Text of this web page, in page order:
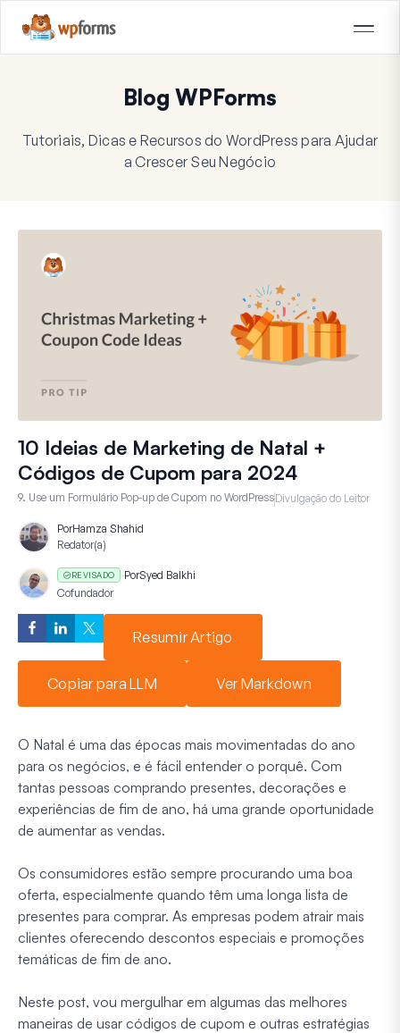
Blog WPForms
Tutoriais, Dicas e Recursos do WordPress para Ajudar
a Crescer Seu Negócio
10 Ideias de Marketing de Natal +
Códigos de Cupom para 2024
9. Use um Formulário Pop-up de Cupom no WordPressDivulgação do Leitor
PorHamza Shahid
Redator(a)
REVISADO PorSyed Balkhi
Cofundador
Resumir Artigo
Copiar para LLM Ver Markdown
O Natal é uma das épocas mais movimentadas do ano
para os negócios, e é fácil entender o porquê. Com
tantas pessoas comprando presentes, decorações e
experiências de fim de ano, há uma grande oportunidade
de aumentar as vendas.
Os consumidores estão sempre procurando uma boa
oferta, especialmente quando têm uma longa lista de
presentes para comprar. As empresas podem atrair mais
clientes oferecendo descontos especiais e promoções
temáticas de fim de ano.
Neste post, vou mergulhar em algumas das melhores
maneiras de usar códigos de cupom e outras estratégias